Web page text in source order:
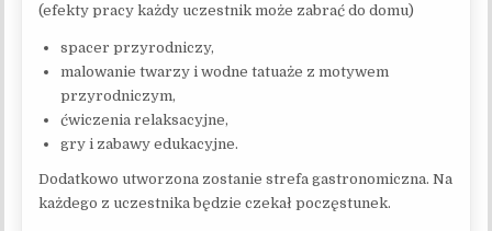
(efekty pracy każdy uczestnik może zabrać do domu)
spacer przyrodniczy,
malowanie twarzy i wodne tatuaże z motywem
przyrodniczym,
ćwiczenia relaksacyjne,
gry i zabawy edukacyjne.
Dodatkowo utworzona zostanie strefa gastronomiczna. Na
każdego z uczestnika będzie czekał poczęstunek.